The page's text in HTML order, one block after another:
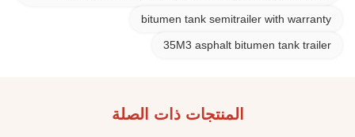
bitumen tank semitrailer with warranty
35M3 asphalt bitumen tank trailer
المنتجات ذات الصلة